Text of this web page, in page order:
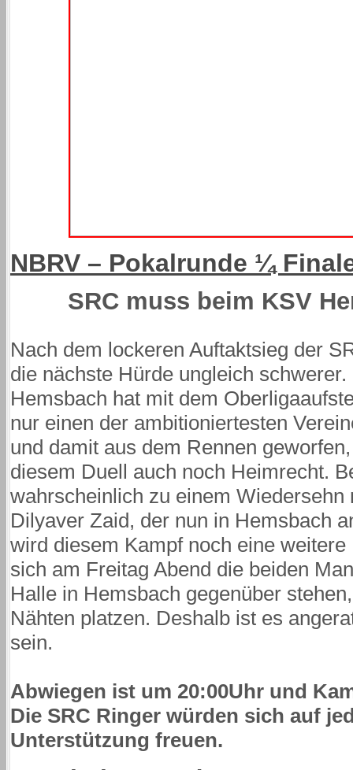
NBRV – Pokalrunde ¼
SRC muss beim KSV
Nach dem lockeren Auftaktsieg der
die nächste Hürde ungleich
Hemsbach hat mit dem
nur einen der ambitioniertesten
und damit aus dem Rennen
diesem Duell auch noch Heimrecht.
wahrscheinlich zu einem Wiedersehn
Dilyaver Zaid, der nun in Hemsbach
wird diesem Kampf noch eine
sich am Freitag Abend die beiden
Halle in Hemsbach gegenüber
Nähten platzen. Deshalb ist es
sein.
Abwiegen ist um 20:00Uhr und
Die SRC Ringer würden sich auf
Unterstützung freuen.